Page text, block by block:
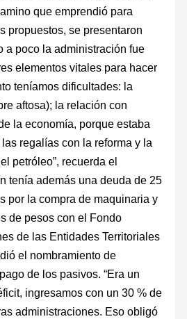
que emprendió para
propuestos, se presentaron
a poco la administración fue
elementos vitales para hacer
teníamos dificultades: la
aftosa); la relación con
la economía, porque estaba
regalías con la reforma y la
petróleo”, recuerda el
tenía además una deuda de 25
por la compra de maquinaria y
de pesos con el Fondo
de las Entidades Territoriales
el nombramiento de
de los pasivos. “Era un
ingresamos con un 30 % de
administraciones. Eso obligó